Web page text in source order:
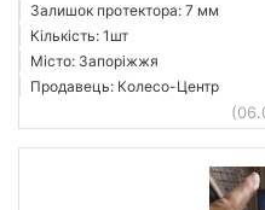
Залишок протектора: 7 мм
Кількість: 1шт
Місто: Запоріжжя
Продавець: Колесо-Центр